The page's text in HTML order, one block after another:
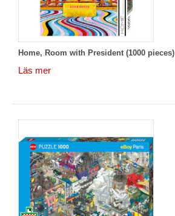
Home, Room with President (1000 pieces)
Läs mer